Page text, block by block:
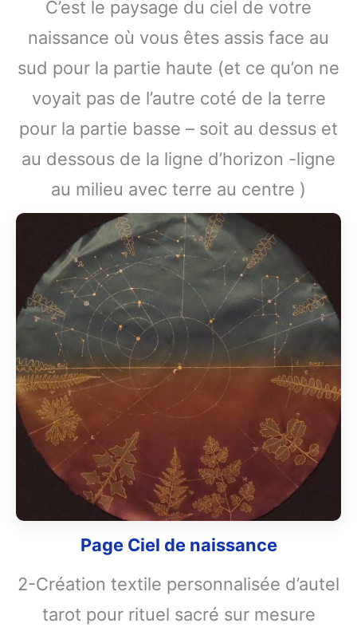
C’est le paysage du ciel de votre
naissance où vous êtes assis face au
sud pour la partie haute (et ce qu’on ne
voyait pas de l’autre coté de la terre
pour la partie basse – soit au dessus et
au dessous de la ligne d’horizon -ligne
au milieu avec terre au centre )
Page Ciel de naissance
2-Création textile personnalisée d’autel
tarot pour rituel sacré sur mesure